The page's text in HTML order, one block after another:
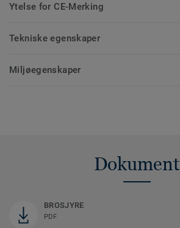
Ytelse for CE-Merking
Tekniske egenskaper
Miljøegenskaper
Dokument
BROSJYRE
PDF